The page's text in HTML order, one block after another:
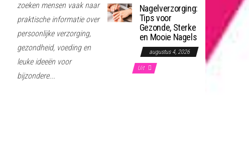
zoeken mensen vaak naar
praktische informatie over
persoonlijke verzorging,
gezondheid, voeding en
leuke ideeën voor
bijzondere...
Nagelverzorging:
Tips voor
Gezonde, Sterke
en Mooie Nagels
augustus 4, 2026
Uit